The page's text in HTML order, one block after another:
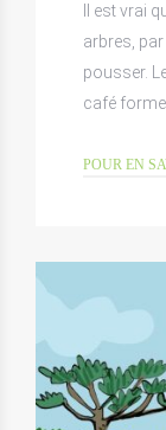
Il est vrai
arbres,
pousser.
café
POUR EN